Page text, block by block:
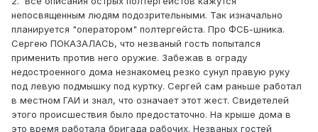
непосвященным людям подозрительными. Так изначально
планируется "оператором" полтергейста. Про ФСБ-шника.
Сергею ПОКАЗАЛАСЬ, что незваный гость попытался
применить против него оружие. Забежав в ограду
недостроенного дома незнакомец резко сунул правую руку
под левую подмышку под куртку. Сергей сам раньше работал
в местном ГАИ и знал, что означает этот жест. Свидетелей
этого происшествия было предостаточно. На крыше дома в
это время работала бригада рабочих. Незваных гостей